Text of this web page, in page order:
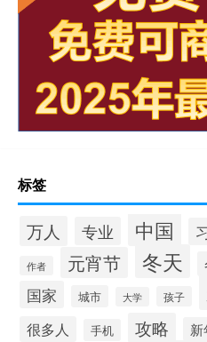
标签
万人 专业 中国
作者 元宵节 冬天
国家 城市 大学 孩子
很多人 手机 攻略